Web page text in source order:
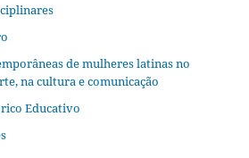
de mulheres latinas no
na cultura e comunicação
Educativo